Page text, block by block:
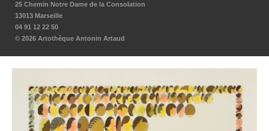
25 Chemin Notre Dame de la Consolation
13013 Marseille
04 91 12 22 50
© 2026 Artothèque Antonin Artaud